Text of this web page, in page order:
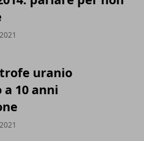
uranio
10 anni